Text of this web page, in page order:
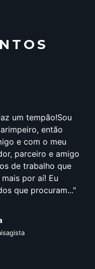
a
fariam parte
arquitetura
o Litoral
bem próxima o
Fazioli.
em suas obras o
de material de...
e obras